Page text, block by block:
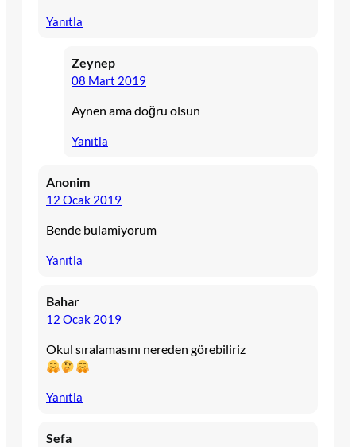
Yanıtla
Zeynep
08 Mart 2019
Aynen ama doğru olsun
Yanıtla
Anonim
12 Ocak 2019
Bende bulamiyorum
Yanıtla
Bahar
12 Ocak 2019
Okul sıralamasını nereden görebiliriz
Yanıtla
Sefa